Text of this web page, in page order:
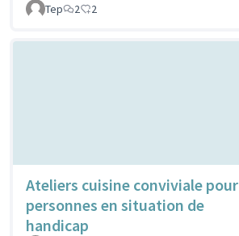
Tep
2 2
Ateliers cuisine conviviale pour
personnes en situation de
handicap